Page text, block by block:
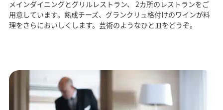
メインダイニングとグリルレストラン、 2カ所のレストランをご
用意しています。熟成チーズ、グランクリュ格付けのワインが料
理をさらにおいしくします。芸術のようなひと皿をどうぞ。